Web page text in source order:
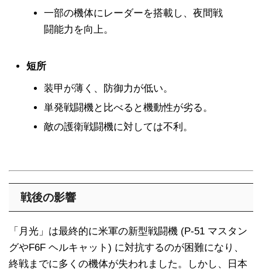
一部の機体にレーダーを搭載し、夜間戦
闘能力を向上。
短所
装甲が薄く、防御力が低い。
単発戦闘機と比べると機動性が劣る。
敵の護衛戦闘機に対しては不利。
戦後の影響
「月光」は最終的に米軍の新型戦闘機 (P-51 マスタン
グやF6F ヘルキャット) に対抗するのが困難になり、
終戦までに多くの機体が失われました。しかし、日本